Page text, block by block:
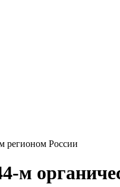
регионом России
м